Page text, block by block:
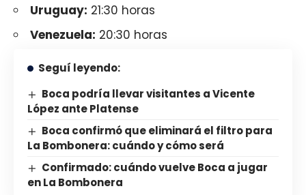
Uruguay: 21:30 horas
Venezuela: 20:30 horas
Seguí leyendo:
Boca podría llevar visitantes a Vicente
López ante Platense
Boca confirmó que eliminará el filtro para
La Bombonera: cuándo y cómo será
Confirmado: cuándo vuelve Boca a jugar
en La Bombonera